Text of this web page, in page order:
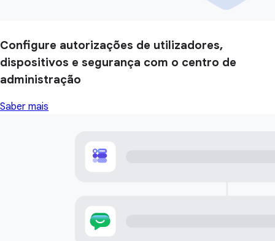
Configure autorizações de utilizadores,
dispositivos e segurança com o centro de
administração
Saber mais